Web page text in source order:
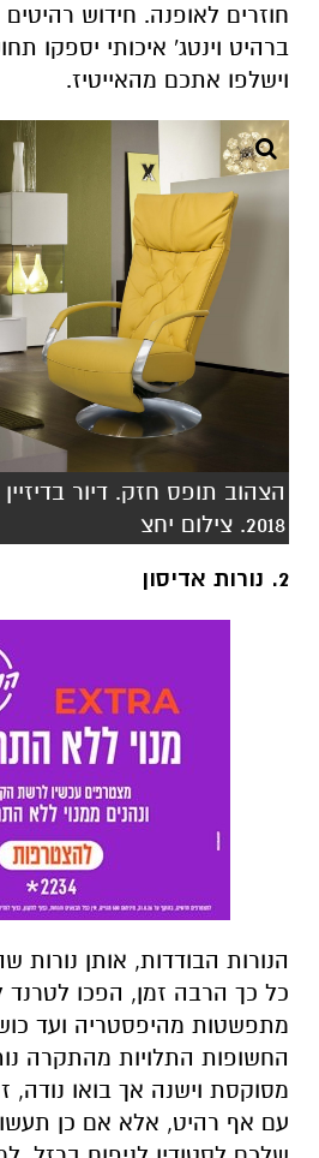
חוזרים לאופנה. חידוש
ברהיט וינטג' איכותי יספקו
וישלפו אתכם מהאייטיז.
הצהוב תופס חזק. דיור
2018. צילום יחצ
2. נורות אדיסון
הנורות הבודדות, אותן נורות
כל כך הרבה זמן, הפכו לטרנד
מתפשטות מהיפסטריה ועד
החשופות התלויות מהתקרה
מסוקסת וישנה אך בואו
עם אף רהיט, אלא אם כן